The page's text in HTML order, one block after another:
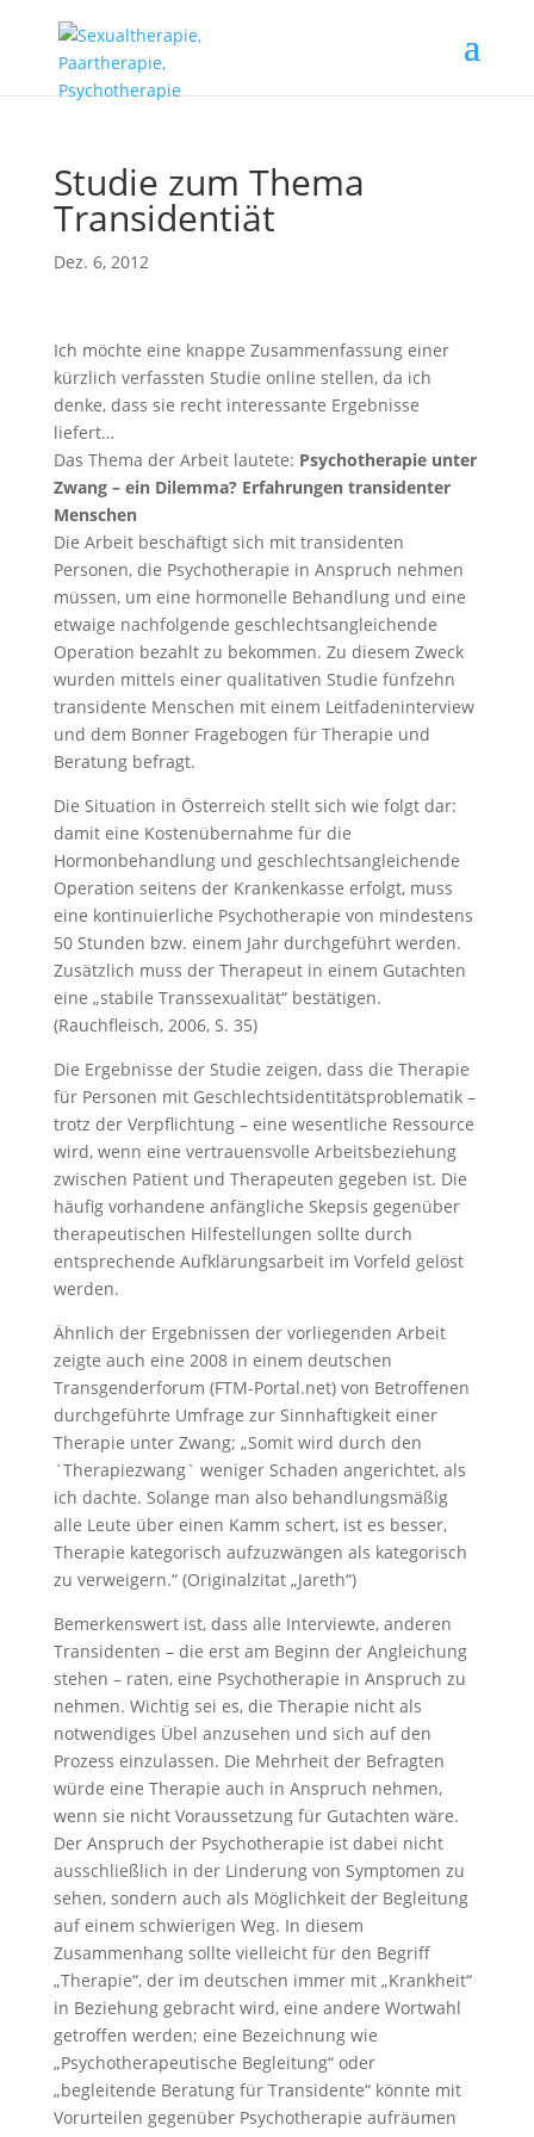
Studie zum Thema
Transidentiät
Dez. 6, 2012
Ich möchte eine knappe Zusammenfassung einer
kürzlich verfassten Studie online stellen, da ich
denke, dass sie recht interessante Ergebnisse
liefert…
Das Thema der Arbeit lautete: Psychotherapie unter
Zwang – ein Dilemma? Erfahrungen transidenter
Menschen
Die Arbeit beschäftigt sich mit transidenten
Personen, die Psychotherapie in Anspruch nehmen
müssen, um eine hormonelle Behandlung und eine
etwaige nachfolgende geschlechtsangleichende
Operation bezahlt zu bekommen. Zu diesem Zweck
wurden mittels einer qualitativen Studie fünfzehn
transidente Menschen mit einem Leitfadeninterview
und dem Bonner Fragebogen für Therapie und
Beratung befragt.
Die Situation in Österreich stellt sich wie folgt dar:
damit eine Kostenübernahme für die
Hormonbehandlung und geschlechtsangleichende
Operation seitens der Krankenkasse erfolgt, muss
eine kontinuierliche Psychotherapie von mindestens
50 Stunden bzw. einem Jahr durchgeführt werden.
Zusätzlich muss der Therapeut in einem Gutachten
eine „stabile Transsexualität“ bestätigen.
(Rauchfleisch, 2006, S. 35)
Die Ergebnisse der Studie zeigen, dass die Therapie
für Personen mit Geschlechtsidentitätsproblematik –
trotz der Verpflichtung – eine wesentliche Ressource
wird, wenn eine vertrauensvolle Arbeitsbeziehung
zwischen Patient und Therapeuten gegeben ist. Die
häufig vorhandene anfängliche Skepsis gegenüber
therapeutischen Hilfestellungen sollte durch
entsprechende Aufklärungsarbeit im Vorfeld gelöst
werden.
Ähnlich der Ergebnissen der vorliegenden Arbeit
zeigte auch eine 2008 in einem deutschen
Transgenderforum (FTM-Portal.net) von Betroffenen
durchgeführte Umfrage zur Sinnhaftigkeit einer
Therapie unter Zwang; „Somit wird durch den
`Therapiezwang` weniger Schaden angerichtet, als
ich dachte. Solange man also behandlungsmäßig
alle Leute über einen Kamm schert, ist es besser,
Therapie kategorisch aufzuzwängen als kategorisch
zu verweigern.“ (Originalzitat „Jareth“)
Bemerkenswert ist, dass alle Interviewte, anderen
Transidenten – die erst am Beginn der Angleichung
stehen – raten, eine Psychotherapie in Anspruch zu
nehmen. Wichtig sei es, die Therapie nicht als
notwendiges Übel anzusehen und sich auf den
Prozess einzulassen. Die Mehrheit der Befragten
würde eine Therapie auch in Anspruch nehmen,
wenn sie nicht Voraussetzung für Gutachten wäre.
Der Anspruch der Psychotherapie ist dabei nicht
ausschließlich in der Linderung von Symptomen zu
sehen, sondern auch als Möglichkeit der Begleitung
auf einem schwierigen Weg. In diesem
Zusammenhang sollte vielleicht für den Begriff
„Therapie“, der im deutschen immer mit „Krankheit“
in Beziehung gebracht wird, eine andere Wortwahl
getroffen werden; eine Bezeichnung wie
„Psychotherapeutische Begleitung“ oder
„begleitende Beratung für Transidente“ könnte mit
Vorurteilen gegenüber Psychotherapie aufräumen